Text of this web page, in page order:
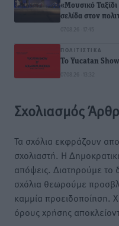
«Μουσικό
σελίδα στον
07.08.26 · 17:45
ΠΟΛΙΤΙΣΤΙΚΆ
Το Yucatan
07.08.26 · 13:32
Σχολιασμός
Τα σχόλια εκφράζουν
σχολιαστή. Η
απόψεις. Διατηρούμε το
σχόλια θεωρούμε
καμμία προειδοποίηση.
όρους χρήσης